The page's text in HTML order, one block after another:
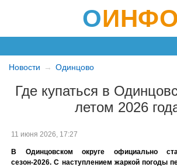
ОИНФО
Новости Одинцово
Где купаться в
летом 2026
11 июня 2026, 17:27
В Одинцовском округе официально
сезон-2026. С наступлением жаркой погоды